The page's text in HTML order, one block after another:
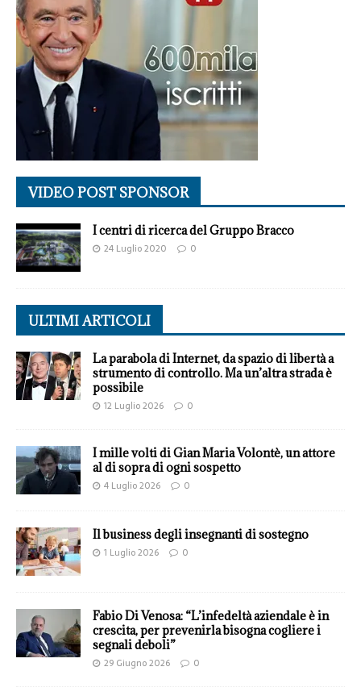
VIDEO POST SPONSOR
I centri di ricerca del Gruppo Bracco
24 Luglio 2020 0
ULTIMI ARTICOLI
La parabola di Internet, da spazio di libertà a
strumento di controllo. Ma un’altra strada è
possibile
12 Luglio 2026 0
I mille volti di Gian Maria Volontè, un attore
al di sopra di ogni sospetto
4 Luglio 2026 0
Il business degli insegnanti di sostegno
1 Luglio 2026 0
Fabio Di Venosa: “L’infedeltà aziendale è in
crescita, per prevenirla bisogna cogliere i
segnali deboli”
29 Giugno 2026 0